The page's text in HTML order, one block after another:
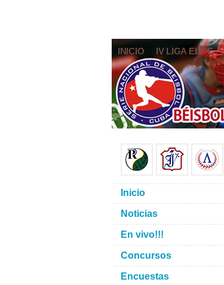
INICIO IV LIGA ELITE
Inicio
Noticias
En vivo!!!
Concursos
Encuestas